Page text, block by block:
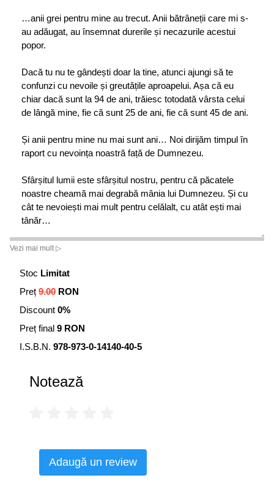
…anii grei pentru mine au trecut. Anii bătrâneții care mi s-
au adăugat, au însemnat durerile și necazurile acestui
popor.
Dacă tu nu te gândești doar la tine, atunci ajungi să te
confunzi cu nevoile și greutățile aproapelui. Așa că eu
chiar dacă sunt la 94 de ani, trăiesc totodată vârsta celui
de lângă mine, fie că sunt 25 de ani, fie că sunt 45 de ani.
Și anii pentru mine nu mai sunt ani… Noi dirijăm timpul în
raport cu nevoința noastră față de Dumnezeu.
Sfârșitul lumii este sfârșitul nostru, pentru că păcatele
noastre cheamă mai degrabă mânia lui Dumnezeu. Și cu
cât te nevoiești mai mult pentru celălalt, cu atât ești mai
tânăr…
Vezi mai mult ▷
Stoc Limitat
Preț 9.00 RON
Discount 0%
Preț final 9 RON
I.S.B.N. 978-973-0-14140-40-5
Notează
Adaugă un review